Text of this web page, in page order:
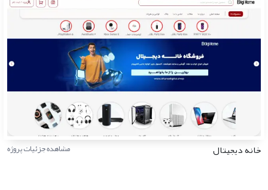
خانه دیجیتال مشاهده جزئیات پروژه